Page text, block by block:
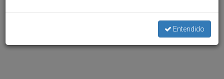
Entendido